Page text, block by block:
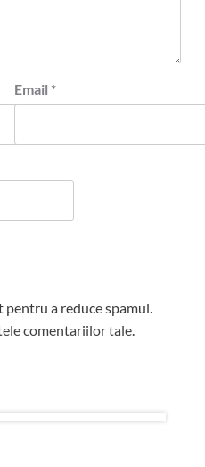
Email *
a reduce spamul.
comentariilor tale.